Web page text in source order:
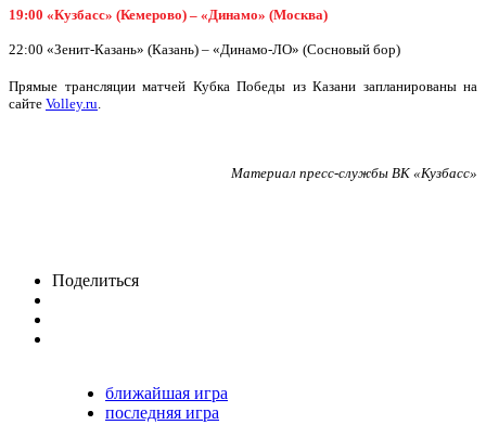
19:00 «Кузбасс» (Кемерово) – «Динамо» (Москва)
22:00 «Зенит-Казань» (Казань) – «Динамо-ЛО» (Сосновый бор)
Прямые трансляции матчей Кубка Победы из Казани запланированы на
сайте Volley.ru.
Материал пресс-службы ВК «Кузбасс»
Поделиться
ближайшая игра
последняя игра